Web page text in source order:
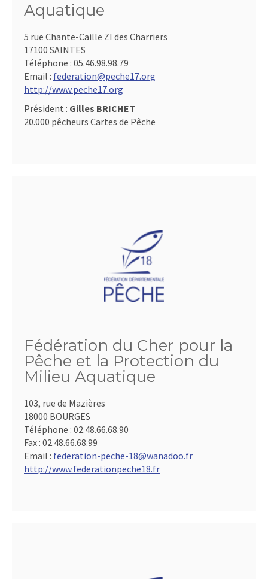
Aquatique
5 rue Chante-Caille ZI des Charriers
17100 SAINTES
Téléphone : 05.46.98.98.79
Email : federation@peche17.org
http://www.peche17.org
Président : Gilles BRICHET
20.000 pêcheurs Cartes de Pêche
Fédération du Cher pour la
Pêche et la Protection du
Milieu Aquatique
103, rue de Mazières
18000 BOURGES
Téléphone : 02.48.66.68.90
Fax : 02.48.66.68.99
Email : federation-peche-18@wanadoo.fr
http://www.federationpeche18.fr